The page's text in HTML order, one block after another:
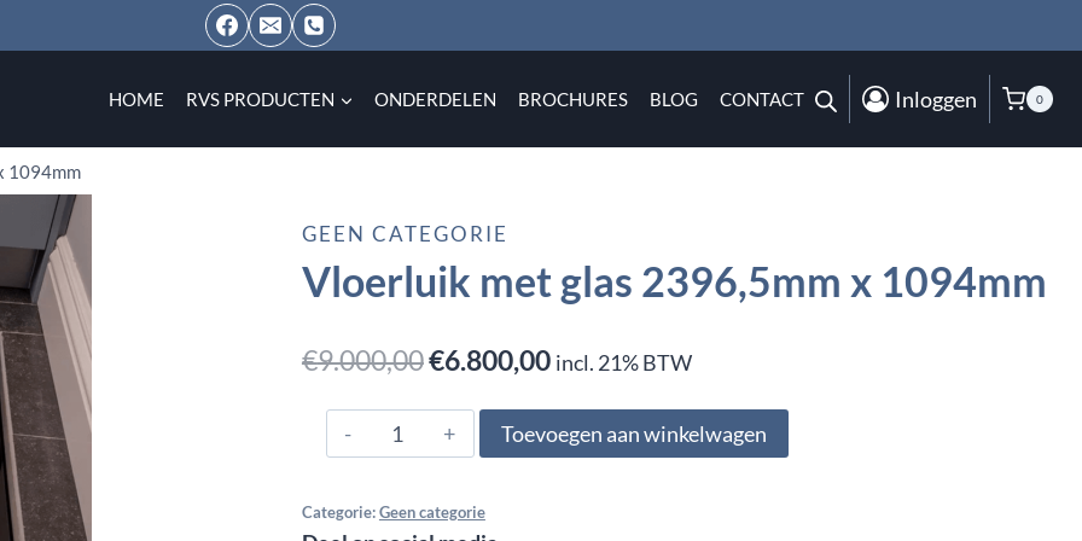
HOME RVS PRODUCTEN ONDERDELEN BROCHURES BLOG CONTACT Inloggen 0
1094mm
GEEN CATEGORIE
Vloerluik met glas 2396,5mm x 1094mm
€9.000,00Oorspronkelijke
prijs
was:
€6.800,00Huidige
prijs
is:
incl. 21% BTW
Vloerluik
met
2396,5mm
Toevoegen aan winkelwagen
Categorie: Geen categorie